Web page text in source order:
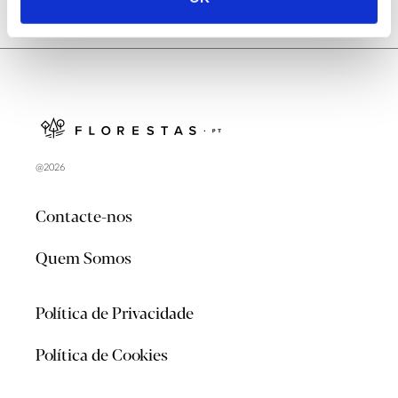
@2026
Contacte-nos
Quem Somos
Política de Privacidade
Política de Cookies